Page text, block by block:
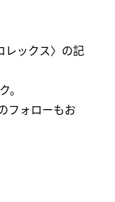
レックス〉の記
。
フォローもお